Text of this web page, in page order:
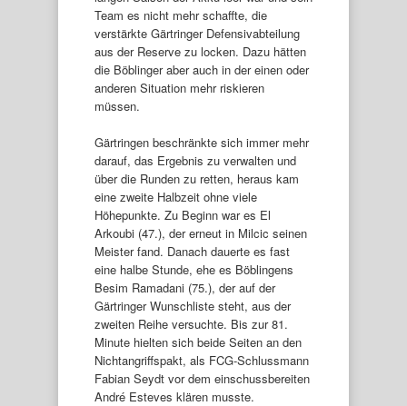
Team es nicht mehr schaffte, die
verstärkte Gärtringer Defensivabteilung
aus der Reserve zu locken. Dazu hätten
die Böblinger aber auch in der einen oder
anderen Situation mehr riskieren
müssen.
Gärtringen beschränkte sich immer mehr
darauf, das Ergebnis zu verwalten und
über die Runden zu retten, heraus kam
eine zweite Halbzeit ohne viele
Höhepunkte. Zu Beginn war es El
Arkoubi (47.), der erneut in Milcic seinen
Meister fand. Danach dauerte es fast
eine halbe Stunde, ehe es Böblingens
Besim Ramadani (75.), der auf der
Gärtringer Wunschliste steht, aus der
zweiten Reihe versuchte. Bis zur 81.
Minute hielten sich beide Seiten an den
Nichtangriffspakt, als FCG-Schlussmann
Fabian Seydt vor dem einschussbereiten
André Esteves klären musste.